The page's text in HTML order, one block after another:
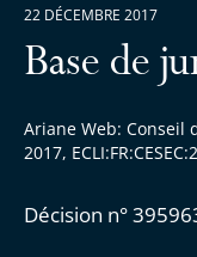
Base de
Ariane Web: Conseil
2017,
Décision n°
22 DÉCEMBRE 2017